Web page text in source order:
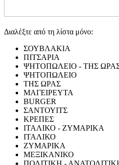
Διαλέξτε από τη λίστα μόνο:
ΣΟΥΒΛΑΚΙΑ
ΠΙΤΣΑΡΙΑ
ΨΗΤΟΠΩΛΕΙΟ - ΤΗΣ
ΨΗΤΟΠΩΛΕΙΟ
ΤΗΣ ΩΡΑΣ
ΜΑΓΕΙΡΕΥΤΑ
BURGER
ΣΑΝΤΟΥΙΤΣ
ΚΡΕΠΕΣ
ΙΤΑΛΙΚΟ - ΖΥΜΑΡΙΚΑ
ΙΤΑΛΙΚΟ
ΖΥΜΑΡΙΚΑ
ΜΕΞΙΚΑΝΙΚΟ
ΠΟΛΙΤΙΚΗ -